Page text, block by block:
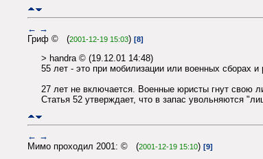
← →
Гриф © (2001-12-19 15:03) [8]
> handra © (19.12.01 14:48)
55 лет - это при мобилизации или военных сборах
27 лет не включается. Военные юристы гнут свою
Статья 52 утверждает, что в запас увольняются
← →
Мимо проходил 2001: © (2001-12-19 15:10) [9]